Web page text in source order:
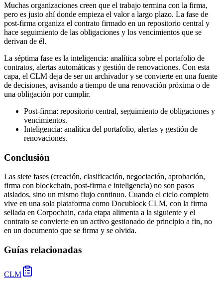
Muchas organizaciones creen que el trabajo termina con la firma,
pero es justo ahí donde empieza el valor a largo plazo. La fase de
post-firma organiza el contrato firmado en un repositorio central y
hace seguimiento de las obligaciones y los vencimientos que se
derivan de él.
La séptima fase es la inteligencia: analítica sobre el portafolio de
contratos, alertas automáticas y gestión de renovaciones. Con esta
capa, el CLM deja de ser un archivador y se convierte en una fuente
de decisiones, avisando a tiempo de una renovación próxima o de
una obligación por cumplir.
Post-firma: repositorio central, seguimiento de obligaciones y
vencimientos.
Inteligencia: analítica del portafolio, alertas y gestión de
renovaciones.
Conclusión
Las siete fases (creación, clasificación, negociación, aprobación,
firma con blockchain, post-firma e inteligencia) no son pasos
aislados, sino un mismo flujo continuo. Cuando el ciclo completo
vive en una sola plataforma como Docublock CLM, con la firma
sellada en Corpochain, cada etapa alimenta a la siguiente y el
contrato se convierte en un activo gestionado de principio a fin, no
en un documento que se firma y se olvida.
Guías relacionadas
CLM